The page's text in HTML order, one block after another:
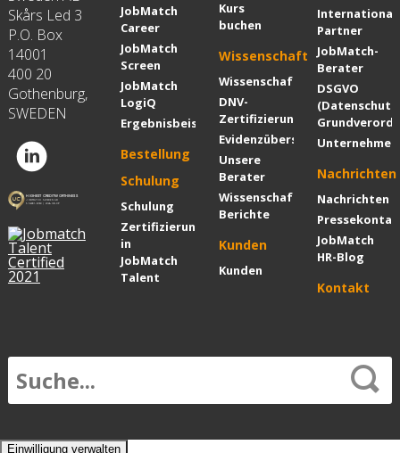
Skårs Led 3
P.O. Box
14001
400 20
Gothenburg,
SWEDEN
JobMatch
Career
JobMatch
Screen
JobMatch
LogiQ
Ergebnisbeispiel
Bestellung
Schulung
Schulung
Zertifizierung
in
JobMatch
Talent
Kurs
buchen
Wissenschaft
Wissenschaft
DNV-
Zertifizierung
Evidenzübersicht
Unsere
Berater
Wissenschaftliche
Berichte
Kunden
Kunden
Partner
JobMatch-
Berater
DSGVO
Nachrichten
Nachrichten
JobMatch
HR-Blog
Kontakt
Einwilligung verwalten